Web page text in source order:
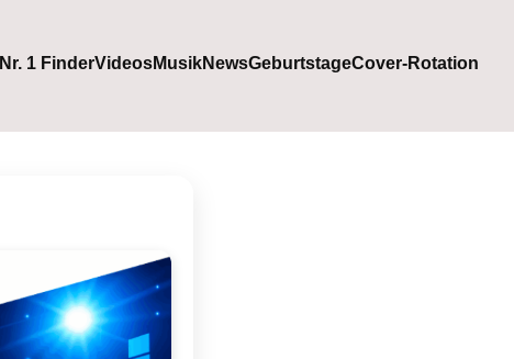
Nr. 1 FinderVideosMusikNewsGeburtstageCover-Rotation